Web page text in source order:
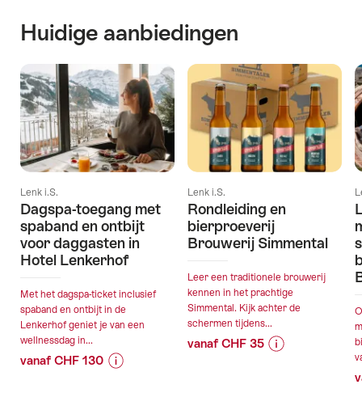
Huidige aanbiedingen
Lenk i.S.
Dagspa-toegang met
spaband en ontbijt
voor daggasten in
Hotel Lenkerhof
Met het dagspa-ticket inclusief
spaband en ontbijt in de
Lenkerhof geniet je van een
wellnessdag in...
vanaf CHF 130
Lenk i.S.
Rondleiding en
bierproeverij
Brouwerij Simmental
Leer een traditionele brouwerij
kennen in het prachtige
Simmental. Kijk achter de
schermen tijdens...
vanaf CHF 35